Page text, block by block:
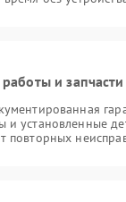
и запчасти
и установленные
повторных